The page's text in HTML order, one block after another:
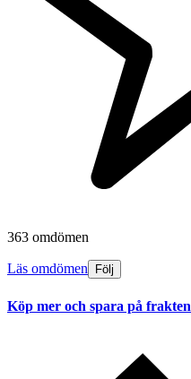
363 omdömen
Läs omdömen Följ
Köp mer och spara på frakten